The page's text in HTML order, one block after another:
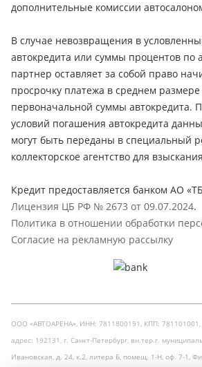
дополнительные комиссии
В случае невозвращения в
автокредита или суммы процентов по
партнер оставляет за собой право
просрочку платежа в среднем размере
первоначальной суммы автокредита.
условий погашения автокредита
могут быть переданы в специальный
коллекторское агентство для
Кредит предоставляется банком АО
Лицензия ЦБ РФ № 2673 от 09.07.2024.
Политика в отношении обработки
Согласие на рекламную рассылку
ООО «АВТОАРЕНА», ИНН: 7811800191, КПП:
адрес: 192131, г. Санкт-Петербург, вн.тер.г.
Ивановская, д. 24, к.2, литера Б, помещ. 1-Н, оф. 7-1,